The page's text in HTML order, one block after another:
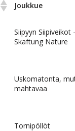
Joukkue
Siipyyn Siipiveikot -
Skaftung Nature
Uskomatonta,
mahtavaa
Tornipöllöt